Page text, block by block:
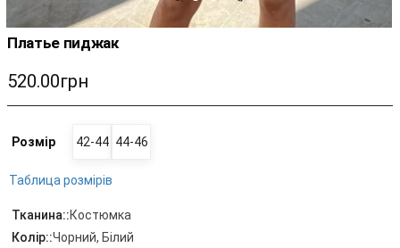
Платье пиджак
520.00грн
Розмір 42-44 44-46
Таблица розмірів
Тканина::Костюмка
Колір::Чорний, Білий